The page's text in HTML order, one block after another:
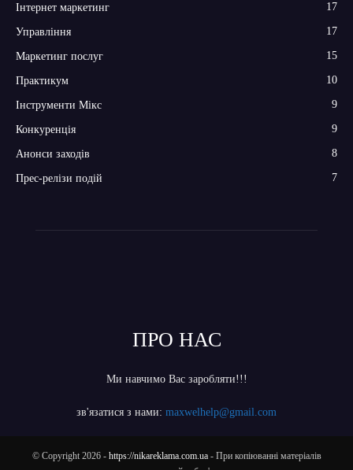
Інтернет маркетинг 17
Управління 17
Маркетинг послуг 15
Практикум 10
Інструменти Мікс 9
Конкуренція 9
Анонси заходів 8
Прес-релізи подій 7
ПРО НАС
Ми навчимо Вас заробляти!!!
зв'язатися з нами: maxwelhelp@gmail.com
© Copyright 2026 - https://nikareklama.com.ua- При копіюванні матеріалів